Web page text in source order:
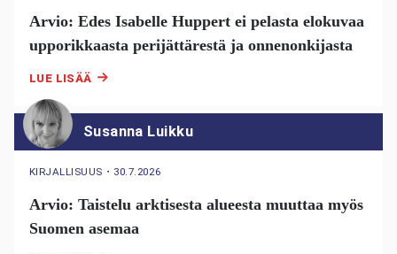
Arvio: Edes Isabelle Huppert ei pelasta elokuvaa
upporikkaasta perijättärestä ja onnenonkijasta
LUE LISÄÄ
Susanna Luikku
KIRJALLISUUS ・ 30.7.2026
Arvio: Taistelu arktisesta alueesta muuttaa myös
Suomen asemaa